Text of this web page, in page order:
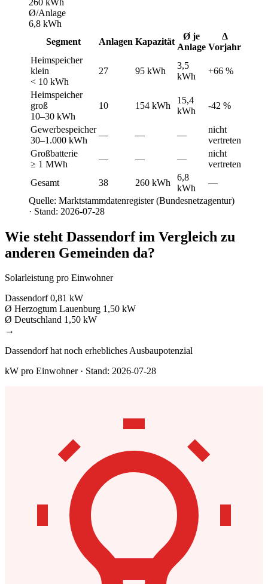
Ø/Anlage
6,8 kWh
Segment
Anlagen Kapazität
Ø je
Anlage
Δ
Vorjahr
Heimspeicher
klein
< 10 kWh
27 95 kWh
3,5
kWh
+66 %
Heimspeicher
groß
10–30 kWh
10 154 kWh
15,4
kWh
-42 %
Gewerbespeicher
30–1.000 kWh
— — —
nicht
vertreten
Großbatterie
≥ 1 MWh
— — —
nicht
vertreten
Gesamt
38 260 kWh
6,8
kWh
—
Quelle: Marktstammdatenregister (Bundesnetzagentur)
· Stand: 2026-07-28
Wie steht Dassendorf im Vergleich zu
anderen Gemeinden da?
Solarleistung pro Einwohner
Dassendorf 0,81 kW
Ø Herzogtum Lauenburg 1,50 kW
Ø Deutschland 1,50 kW
→
Dassendorf hat noch erhebliches Ausbaupotenzial
kW pro Einwohner · Stand: 2026-07-28